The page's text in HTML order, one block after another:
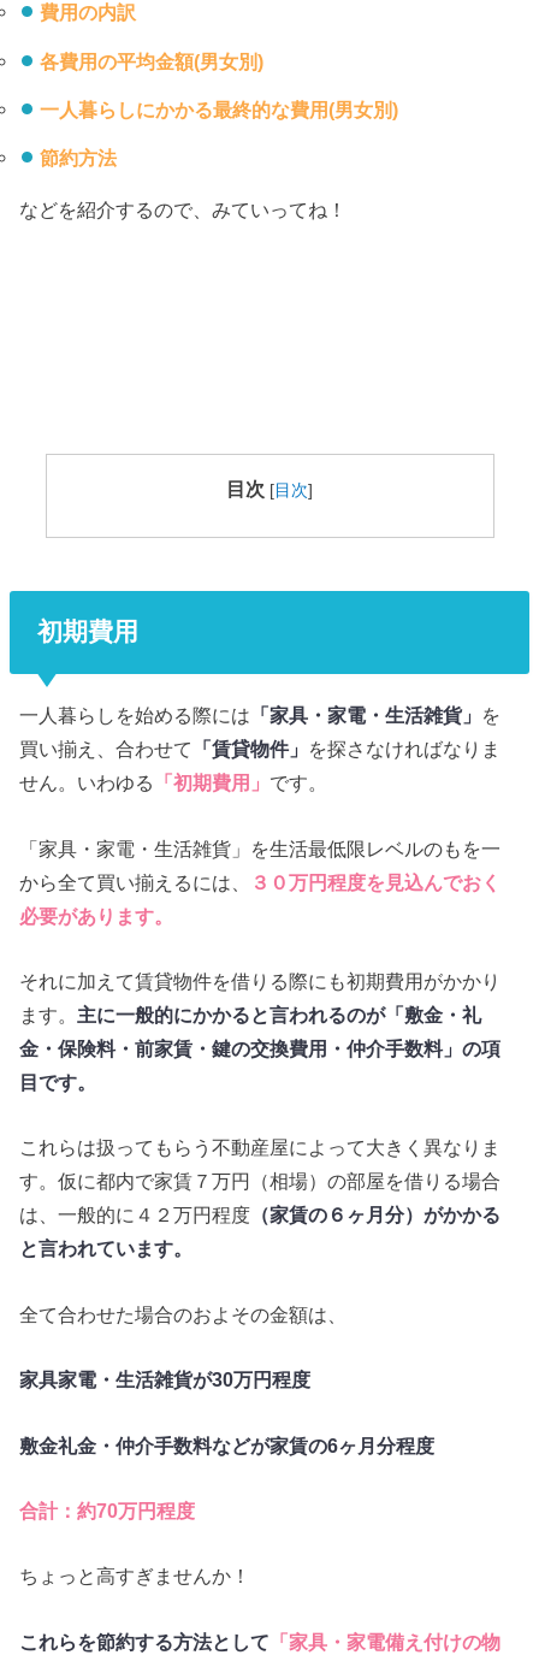
費用の内訳
各費用の平均金額(男女別)
一人暮らしにかかる最終的な費用(男女別)
節約方法
などを紹介するので、みていってね！
目次 [目次]
初期費用
一人暮らしを始める際には 「家具・家電・生活雑貨」 を
買い揃え、合わせて
「賃貸物件」 を探さなければなりま
せん。いわゆる
「初期費用」 です。
「家具・家電・生活雑貨」を生活最低限レベルのもを一
から全て買い揃えるには、
３０万円程度を見込んでおく
必要があります。
それに加えて賃貸物件を借りる際にも初期費用がかかり
ます。 主に一般的にかかると言われるのが「敷金・礼
金・保険料・前家賃・鍵の交換費用・仲介手数料」の項
目です。
これらは扱ってもらう不動産屋によって大きく異なりま
す。仮に都内で家賃７万円（相場）の部屋を借りる場合
は、一般的に４２万円程度 （家賃の６ヶ月分）がかかる
と言われています。
全て合わせた場合のおよその金額は、
家具家電・生活雑貨が30万円程度
敷金礼金・仲介手数料などが家賃の6ヶ月分程度
合計：約70万円程度
ちょっと高すぎませんか！
これらを節約する方法として 「家具・家電備え付けの物